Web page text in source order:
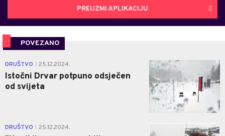
PREUZMI APLIKACIJU
POVEZANO
DRUŠTVO 25.12.2024.
Istočni Drvar potpuno odsječen
od svijeta
0
DRUŠTVO 25.12.2024. 5